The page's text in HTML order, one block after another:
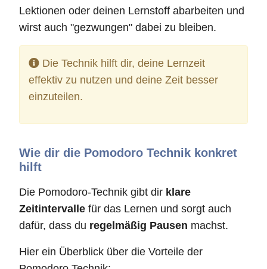
Lektionen oder deinen Lernstoff abarbeiten und
wirst auch "gezwungen" dabei zu bleiben.
Die Technik hilft dir, deine Lernzeit
effektiv zu nutzen und deine Zeit besser
einzuteilen.
Wie dir die Pomodoro Technik konkret
hilft
Die Pomodoro-Technik gibt dir klare
Zeitintervalle für das Lernen und sorgt auch
dafür, dass du regelmäßig Pausen machst.
Hier ein Überblick über die Vorteile der